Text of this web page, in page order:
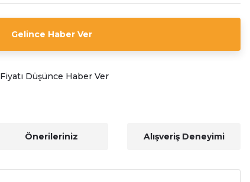
Gelince Haber Ver
Fiyatı Düşünce Haber Ver
Önerileriniz Alışveriş Deneyimi